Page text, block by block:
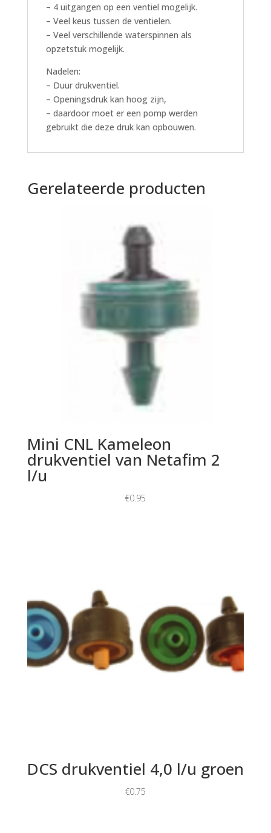
– 4 uitgangen op een ventiel mogelijk.
– Veel keus tussen de ventielen.
– Veel verschillende waterspinnen als
opzetstuk mogelijk.
Nadelen:
– Duur drukventiel.
– Openingsdruk kan hoog zijn,
– daardoor moet er een pomp werden
gebruikt die deze druk kan opbouwen.
Gerelateerde producten
Mini CNL Kameleon
drukventiel van Netafim 2
l/u
€0.95
DCS drukventiel 4,0 l/u groen
€0.75